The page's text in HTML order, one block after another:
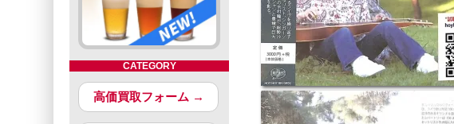
CATEGORY
高価買取フォーム →